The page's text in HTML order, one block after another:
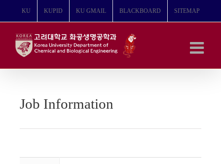
뛰
KU KUPID KU GMAIL BLACKBOARD SITEMAP
Job Information